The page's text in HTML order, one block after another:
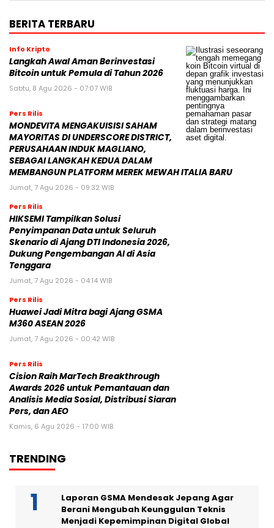
BERITA TERBARU
Info Kripto
Langkah Awal Aman Berinvestasi
Bitcoin untuk Pemula di Tahun 2026
Sabtu, 8 Agu 2026 - 07:07 WIB
Pers Rilis
MONDEVITA MENGAKUISISI SAHAM
MAYORITAS DI UNDERSCORE DISTRICT,
PERUSAHAAN INDUK MAGLIANO,
SEBAGAI LANGKAH KEDUA DALAM
MEMBANGUN PLATFORM MEREK MEWAH ITALIA BARU
Jumat, 7 Agu 2026 - 09:32 WIB
Pers Rilis
HIKSEMI Tampilkan Solusi
Penyimpanan Data untuk Seluruh
Skenario di Ajang DTI Indonesia 2026,
Dukung Pengembangan AI di Asia
Tenggara
Jumat, 7 Agu 2026 - 04:14 WIB
Pers Rilis
Huawei Jadi Mitra bagi Ajang GSMA
M360 ASEAN 2026
Jumat, 7 Agu 2026 - 00:42 WIB
Pers Rilis
Cision Raih MarTech Breakthrough
Awards 2026 untuk Pemantauan dan
Analisis Media Sosial, Distribusi Siaran
Pers, dan AEO
Kamis, 6 Agu 2026 - 17:00 WIB
TRENDING
Laporan GSMA Mendesak Jepang Agar
Berani Mengubah Keunggulan Teknis
Menjadi Kepemimpinan Digital Global